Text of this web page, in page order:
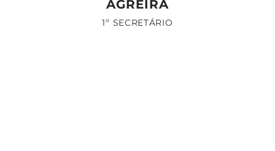
AGREIRA
1º SECRETÁRIO